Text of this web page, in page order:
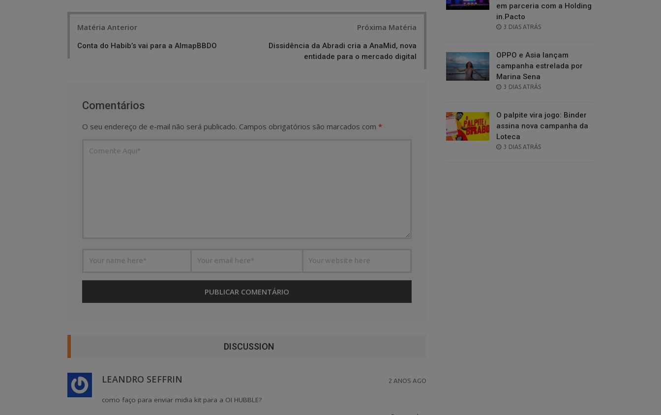
Matéria Anterior
Conta do Habib’s vai para a AlmapBBDO
Próxima Matéria
Dissidência da Abradi cria a AnaMid, nova
entidade para o mercado digital
Comentários
O seu endereço de e-mail não será publicado. Campos obrigatórios são marcados com *
DISCUSSION
LEANDRO SEFFRIN 2 ANOS AGO
como faço para enviar midia kit para a OI HUBBLE?
em parceria com a Holding
in.Pacto
POSTED
3 DIAS ATRÁS
OPPO e Asia lançam
campanha estrelada por
Marina Sena
POSTED
3 DIAS ATRÁS
O palpite vira jogo: Binder
assina nova campanha da
Loteca
POSTED
3 DIAS ATRÁS